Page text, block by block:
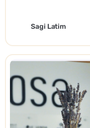
Sagi Latim